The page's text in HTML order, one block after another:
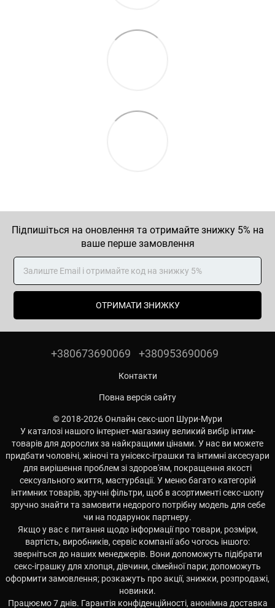
Підпишіться на оновлення та отримайте знижку 5% на
ваше перше замовлення
ОТРИМАТИ ЗНИЖКУ
+380673690069 +380953690069
Контакти
Повна версія сайту
© 2018-2026 Онлайн секс-шоп Шури-Мури
У каталозі нашого інтернет-магазину великий вибір інтим-
товарів для дорослих за найкращими цінами. У нас ви можете
придбати чоловічі, жіночі та унісекс-іграшки та інтимні аксесуари
для вирішення проблем зі здоров'ям, покращення якості
сексуального життя, мастурбації. У меню багато категорій
інтимних товарів, зручні фільтри, щоб в асортименті секс-шопу
зручно знайти та замовити недорого потрібну модель для себе
чи на подарунок партнеру.
Якщо у вас є питання щодо інформації про товари, розміри,
вартість, виробників, сервіс компанії або чогось іншого:
зверніться до наших менеджерів. Вони допоможуть підібрати
секс-іграшку для хлопця, дівчини, сімейної пари; допоможуть
оформити замовлення; розкажуть про акції, знижки, розпродажі,
новинки.
Працюємо 7 днів. Гарантія конфіденційності, анонімна доставка